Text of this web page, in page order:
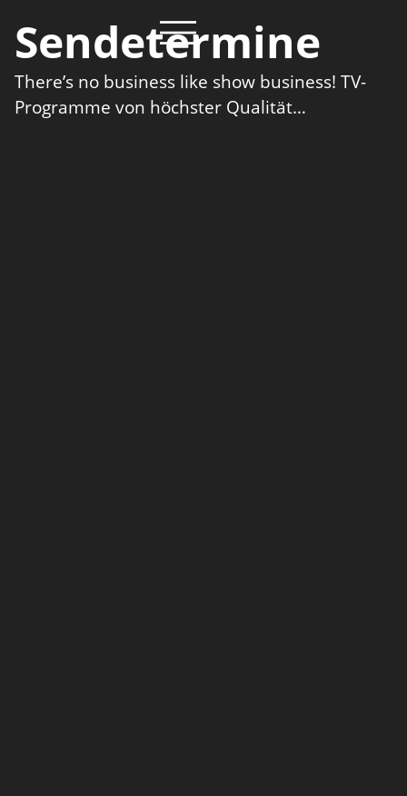
Sendetermine
There’s no business like show business! TV-
Programme von höchster Qualität…